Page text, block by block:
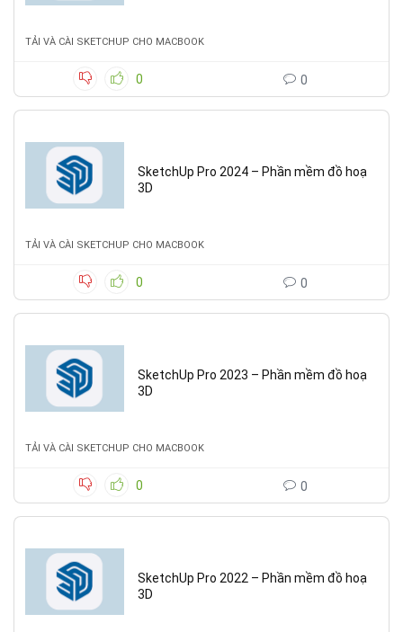
TẢI VÀ CÀI SKETCHUP CHO MACBOOK
0 0
SketchUp Pro 2024 – Phần mềm đồ hoạ
3D
TẢI VÀ CÀI SKETCHUP CHO MACBOOK
0 0
SketchUp Pro 2023 – Phần mềm đồ hoạ
3D
TẢI VÀ CÀI SKETCHUP CHO MACBOOK
0 0
SketchUp Pro 2022 – Phần mềm đồ hoạ
3D